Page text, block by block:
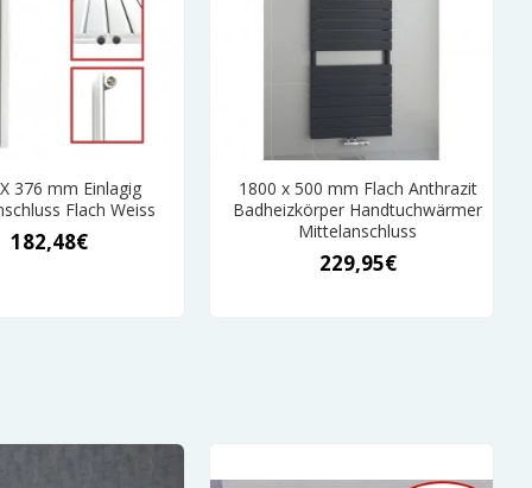
376 mm Einlagig
Flach Weiss
182,48€
1800 x 500 mm Flach Anthrazit
Badheizkörper Handtuchwärmer
Mittelanschluss
229,95€